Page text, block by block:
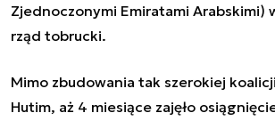
Zjednoczonymi Emiratami Arabskimi)
rząd tobrucki.
Mimo zbudowania tak szerokiej
Hutim, aż 4 miesiące zajęło